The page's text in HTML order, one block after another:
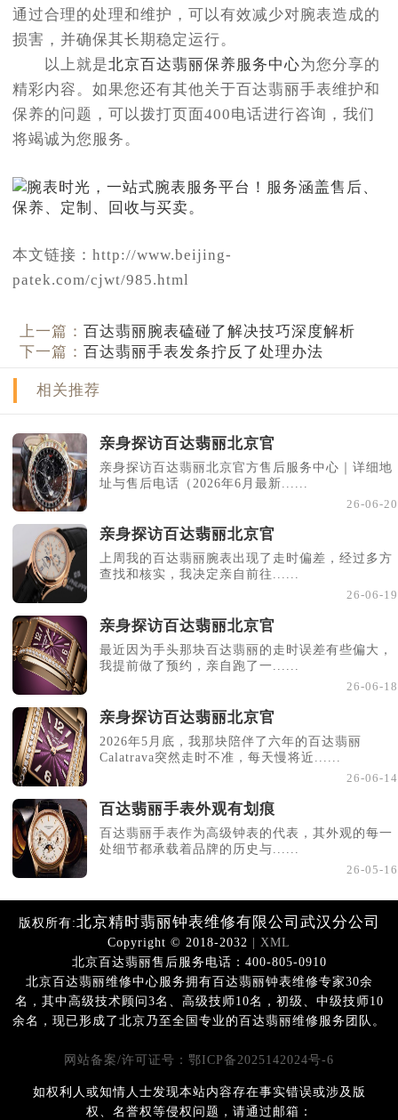
通过合理的处理和维护，可以有效减少对腕表造成的
损害，并确保其长期稳定运行。
以上就是北京百达翡丽保养服务中心为您分享的
精彩内容。如果您还有其他关于百达翡丽手表维护和
保养的问题，可以拨打页面400电话进行咨询，我们
将竭诚为您服务。
本文链接：http://www.beijing-
patek.com/cjwt/985.html
上一篇：百达翡丽腕表磕碰了解决技巧深度解析
下一篇：百达翡丽手表发条拧反了处理办法
相关推荐
亲身探访百达翡丽北京官
亲身探访百达翡丽北京官方售后服务中心｜详细地
址与售后电话（2026年6月最新......
26-06-20
亲身探访百达翡丽北京官
上周我的百达翡丽腕表出现了走时偏差，经过多方
查找和核实，我决定亲自前往......
26-06-19
亲身探访百达翡丽北京官
最近因为手头那块百达翡丽的走时误差有些偏大，
我提前做了预约，亲自跑了一......
26-06-18
亲身探访百达翡丽北京官
2026年5月底，我那块陪伴了六年的百达翡丽
Calatrava突然走时不准，每天慢将近......
26-06-14
百达翡丽手表外观有划痕
百达翡丽手表作为高级钟表的代表，其外观的每一
处细节都承载着品牌的历史与......
26-05-16
版权所有:北京精时翡丽钟表维修有限公司武汉分公司
Copyright © 2018-2032 | XML
北京百达翡丽售后服务电话：400-805-0910
北京百达翡丽维修中心服务拥有百达翡丽钟表维修专家30余
名，其中高级技术顾问3名、高级技师10名，初级、中级技师10
余名，现已形成了北京乃至全国专业的百达翡丽维修服务团队。
网站备案/许可证号：鄂ICP备2025142024号-6
如权利人或知情人士发现本站内容存在事实错误或涉及版
权、名誉权等侵权问题，请通过邮箱：